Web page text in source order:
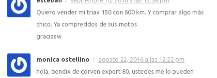
Quiero vender mi triax 150 con 600 km. Y comprar algo más
chico. Ya compreddos de sus motos
graciasw
monica ostellino
agosto 22, 2016 a las 12:22 pm
hola, bendix de corven expert 80, ustedes me lo pueden